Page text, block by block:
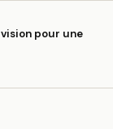
pour une